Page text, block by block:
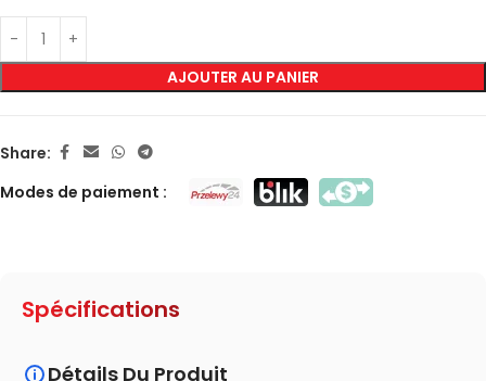
AJOUTER AU PANIER
Share:
Modes de paiement :
Spécifications
Détails Du Produit